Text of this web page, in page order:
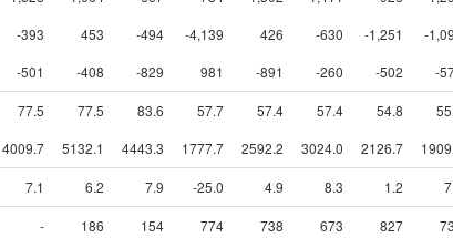
-393 453 -494 -4,139 426 -630 -1,251 -
-501 -408 -829 981 -891 -260 -502 -
77.5 77.5 83.6 57.7 57.4 57.4 54.8
4009.7 5132.1 4443.3 1777.7 2592.2 3024.0 2126.7
7.1 6.2 7.9 -25.0 4.9 8.3 1.2
- 186 154 774 738 673 827